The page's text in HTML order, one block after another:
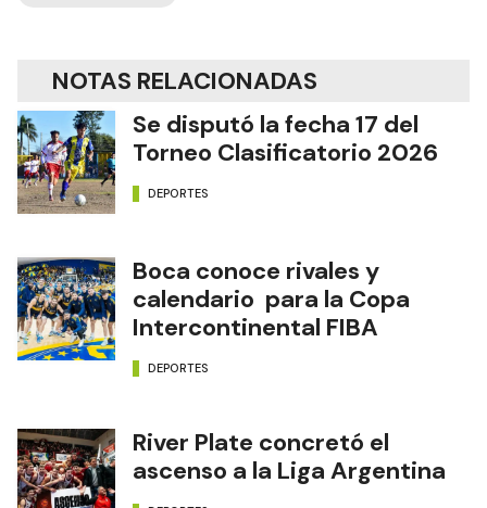
NOTAS RELACIONADAS
Se disputó la fecha 17 del
Torneo Clasificatorio 2026
DEPORTES
Boca conoce rivales y
calendario para la Copa
Intercontinental FIBA
DEPORTES
River Plate concretó el
ascenso a la Liga Argentina